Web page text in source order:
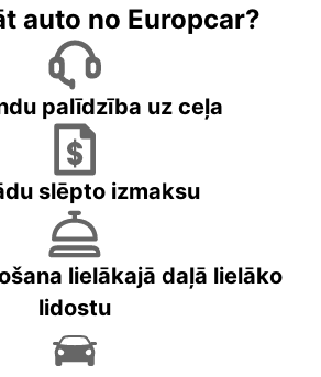
auto no Europcar?
palīdzība uz ceļa
slēpto izmaksu
lielākajā daļā lielāko
lidostu